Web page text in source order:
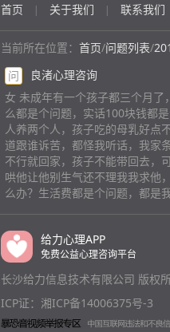
首页 | 关于我们 | 联系我们
当前所在位置： 首页/问题列表/
问
良渚心理咨询
女 未成年有一个孩子都三个月
么都是个问题，实话100块钱都
人养两个人，孩子吃的母乳好点
道跟谁诉苦，都怪我听话，我家
不行就回家，孩子不能带回去，
哄他让他别生气还不理我我求他
么办？生活费都是个问题，都是
给力心理APP
免费公益心理咨询平台
长沙给力信息技术有限公司 版权
ICP证：湘ICP备14006375号-3